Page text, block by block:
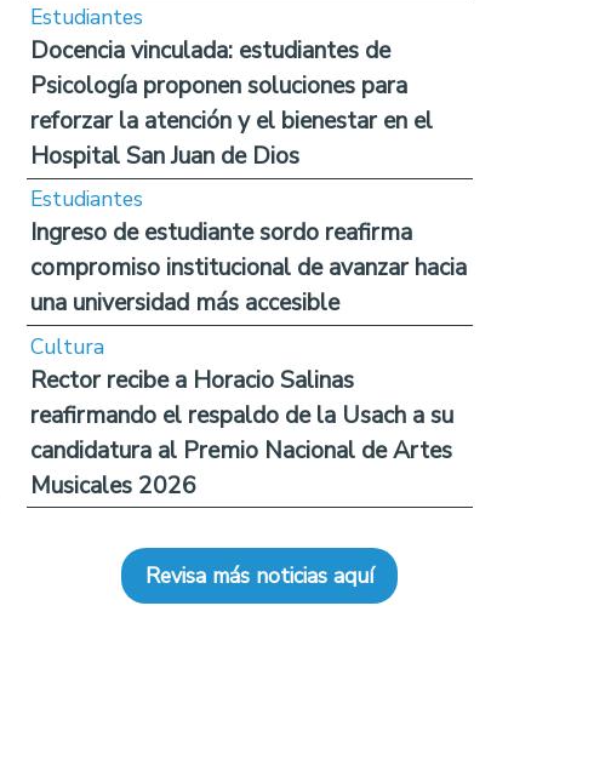
Estudiantes
Docencia vinculada: estudiantes de
Psicología proponen soluciones para
reforzar la atención y el bienestar en el
Hospital San Juan de Dios
Estudiantes
Ingreso de estudiante sordo reafirma
compromiso institucional de avanzar hacia
una universidad más accesible
Cultura
Rector recibe a Horacio Salinas
reafirmando el respaldo de la Usach a su
candidatura al Premio Nacional de Artes
Musicales 2026
Revisa más noticias aquí